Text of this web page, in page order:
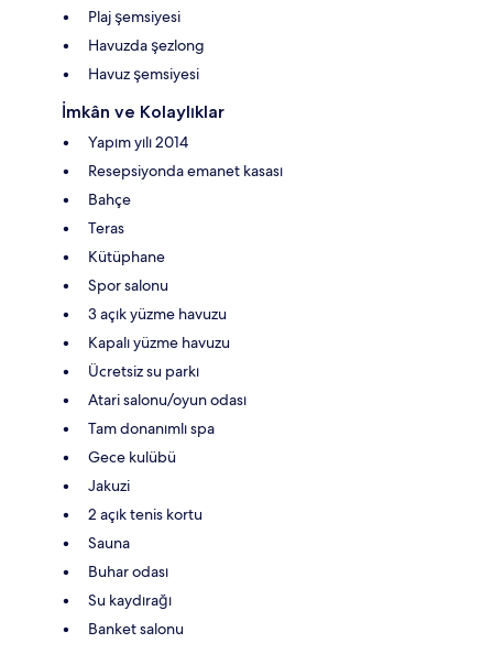
Plaj şemsiyesi
Havuzda şezlong
Havuz şemsiyesi
İmkân ve Kolaylıklar
Yapım yılı 2014
Resepsiyonda emanet kasası
Bahçe
Teras
Kütüphane
Spor salonu
3 açık yüzme havuzu
Kapalı yüzme havuzu
Ücretsiz su parkı
Atari salonu/oyun odası
Tam donanımlı spa
Gece kulübü
Jakuzi
2 açık tenis kortu
Sauna
Buhar odası
Su kaydırağı
Banket salonu